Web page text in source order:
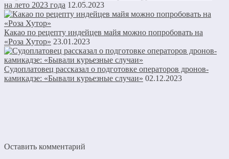
на лето 2023 года 12.05.2023
Какао по рецепту индейцев майя можно попробовать на
«Роза Хутор» 23.01.2023
Судоплатовец рассказал о подготовке операторов дронов-
камикадзе: «Бывали курьезные случаи» 02.12.2023
Оставить комментарий